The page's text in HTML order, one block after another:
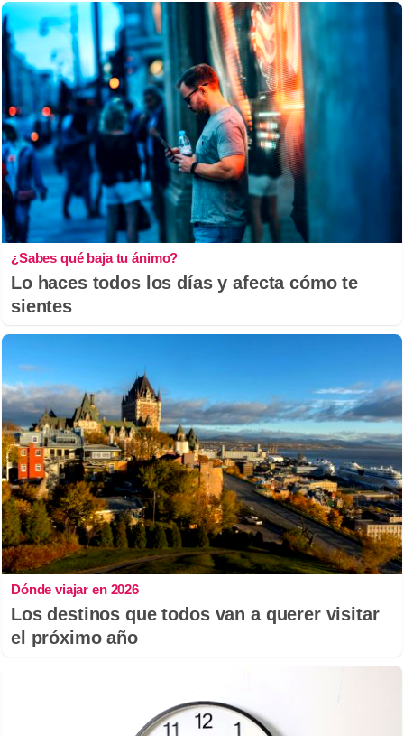
¿Sabes qué baja tu ánimo?
Lo haces todos los días y afecta cómo te
sientes
Dónde viajar en 2026
Los destinos que todos van a querer visitar
el próximo año